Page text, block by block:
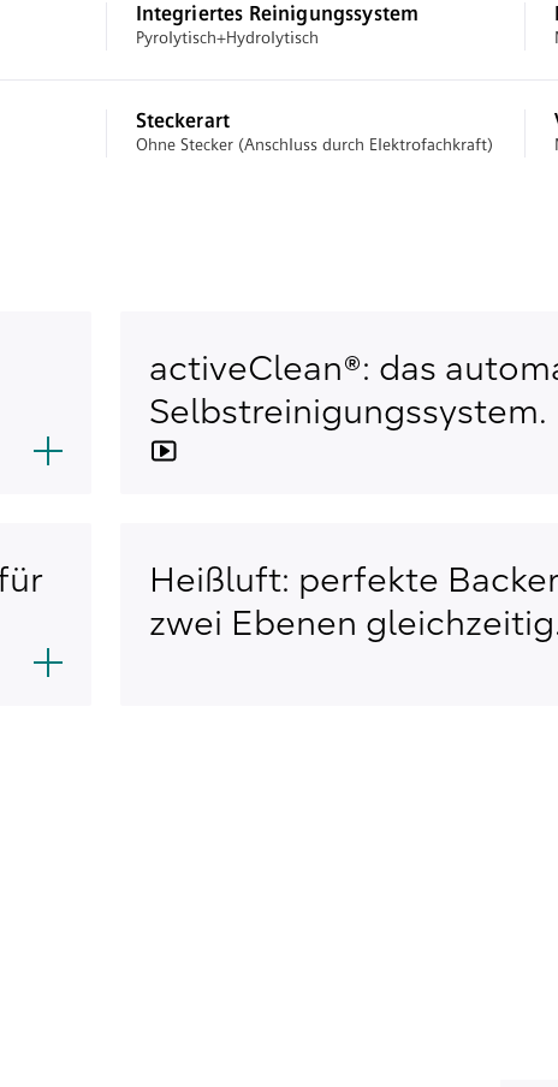
Integriertes Reinigungssystem
Pyrolytisch+Hydrolytisch
Steckerart
Ohne Stecker (Anschluss durch Elektrofachkraft)
activeClean®: das
Selbstreinigungssystem.
Heißluft: perfekte
zwei Ebenen